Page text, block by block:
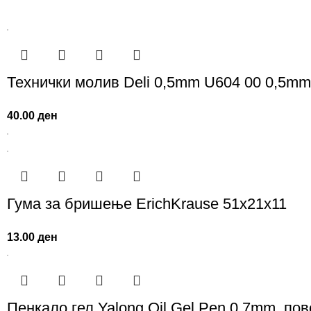
Технички молив Deli 0,5mm U604 00
40.00ден
Гума за бришење ErichKrause 51x21x11
13.00ден